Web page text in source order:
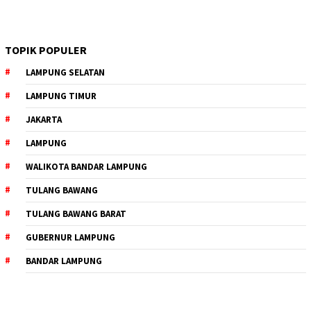
TOPIK POPULER
LAMPUNG SELATAN
LAMPUNG TIMUR
JAKARTA
LAMPUNG
WALIKOTA BANDAR LAMPUNG
TULANG BAWANG
TULANG BAWANG BARAT
GUBERNUR LAMPUNG
BANDAR LAMPUNG